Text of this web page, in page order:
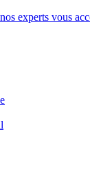
nos experts vous